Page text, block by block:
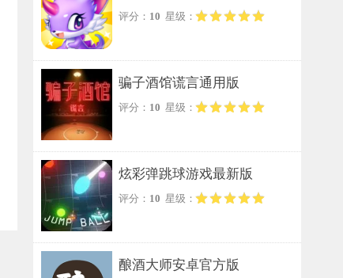
评分： 10 星级：
骗子酒馆谎言通用版
评分： 10 星级：
炫彩弹跳球游戏最新版
评分： 10 星级：
酿酒大师安卓官方版